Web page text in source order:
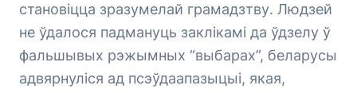
становіцца зразумелай грамадзтву. Людзей
не ўдалося падмануць заклікамі да ўдзелу ў
фальшывых рэжымных “выбарах”, беларусы
адвярнуліся ад псэўдаапазыцыі, якая,